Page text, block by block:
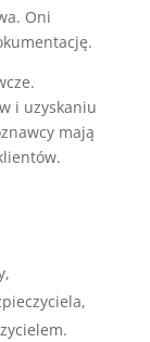
Oni
i uzyskaniu
mają